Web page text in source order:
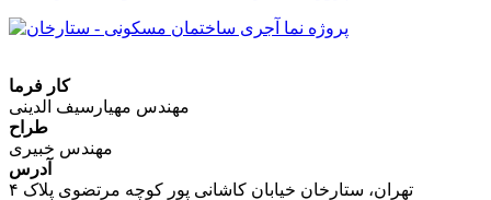
کار فرما
مهندس مهیارسیف الدینی
طراح
مهندس خبیری
آدرس
تهران، ستارخان خیابان کاشانی پور کوچه مرتضوی پلاک ۴